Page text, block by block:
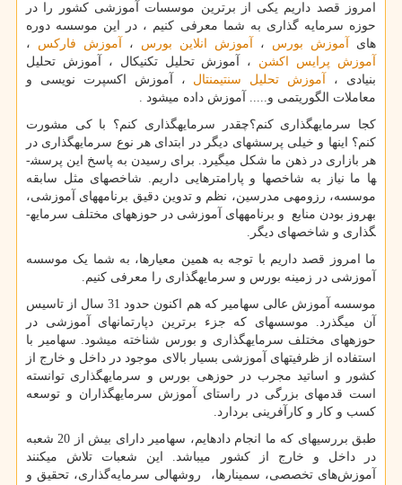
امروز قصد داریم یکی از برترین موسسات آموزشی کشور را در
حوزه سرمایه گذاری به شما معرفی کنیم ، در این موسسه دوره
های
آموزش بورس ، آموزش انلاین بورس ، آموزش فارکس ،
آموزش پرایس اکشن ، آموزش تحلیل تکنیکال ، آموزش تحلیل
بنیادی ،
آموزش تحلیل سنتیمنتال ، آموزش اکسپرت نویسی و
معاملات الگوریتمی و..... آموزش داده میشود .
کجا سرمایه­گذاری کنم؟چقدر سرمایه­گذاری کنم؟ با کی مشورت
کنم؟ این­ها و خیلی پرسش­های دیگر در ابتدای هر نوع سرمایه­گذاری در
هر بازاری در ذهن ما شکل­ می­گیرد. برای رسیدن به پاسخ این پرسش­
ها ما نیاز به شاخص­ها و پارامترهایی داریم. شاخص­های مثل سابقه
موسسه، رزومه­ی مدرسین، نظم و تدوین دقیق برنامه­های آموزشی،
به­روز بودن منابع و برنامه­های آموزشی در حوزه­های مختلف سرمایه­
گذاری و شاخص­های دیگر.
ما امروز قصد داریم با توجه به همین معیارها، به شما یک موسسه
آموزشی در زمینه بورس و سرمایه­گذاری را معرفی کنیم.
موسسه آموزش عالی سهامیر که هم اکنون حدود 31 سال از تاسیس
آن می­گذرد. موسسه­ای که جزء برترین دپارتمان­های آموزشی در
حوزه­های مختلف سرمایه­گذاری و بورس شناخته می­شود. سهامیر با
استفاده از ظرفیت­های­ آموزشی بسیار بالای موجود در داخل و خارج از
کشور و اساتید مجرب در حوزه­ی بورس و سرمایه­گذاری توانسته
است قدم­های بزرگی در راستای آموزش سرمایه­گذاران و توسعه
کسب و کار و کارآفرینی بردارد.
طبق بررسی­های که ما انجام داده­ایم، سهامیر دارای بیش از 20 شعبه
در داخل و خارج از کشور می­باشد. این شعبات تلاش می­کنند
آموزش‌های تخصصی، سمینارها، روش­هالی سرمایه‌گذاری، تحقیق و